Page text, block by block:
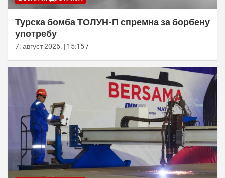
Турска бомба ТОЛУН-П спремна за борбену
употребу
7. август 2026. | 15:15